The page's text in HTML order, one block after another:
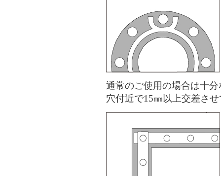
通常のご使用の場合は十
穴付近で15㎜以上交差さ